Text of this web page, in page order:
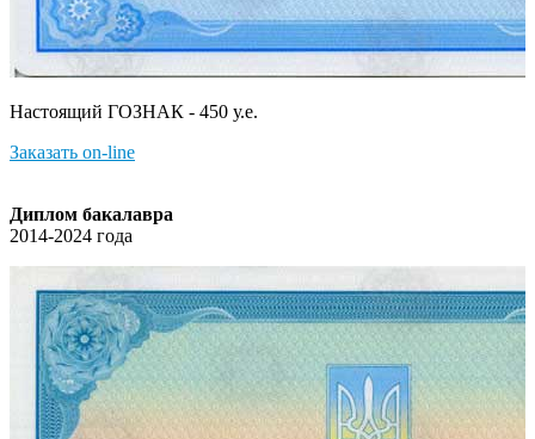
Настоящий ГОЗНАК - 450 у.е.
Заказать on-line
Диплом бакалавра
2014-2024 года